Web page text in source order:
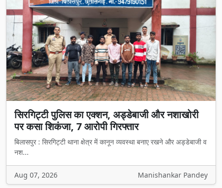
सिरगिट्टी पुलिस का एक्शन, अड्डेबाजी और नशाखोरी
पर कसा शिकंजा, 7 आरोपी गिरफ्तार
बिलासपुर : सिरगिट्टी थाना क्षेत्र में कानून व्यवस्था बनाए रखने और अड्डेबाजी व
नश...
Aug 07, 2026 Manishankar Pandey